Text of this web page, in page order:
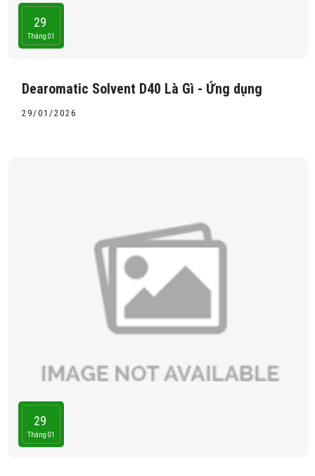
29
Tháng 01
Dearomatic Solvent D40 Là Gì - Ứng dụng
29/01/2026
29
Tháng 01